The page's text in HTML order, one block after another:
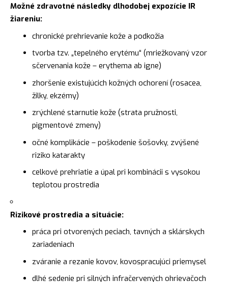
Možné zdravotné následky dlhodobej expozície IR
žiareniu:
chronické prehrievanie kože a podkožia
tvorba tzv. „tepelného erytému“ (mriežkovaný vzor
sčervenania kože – erythema ab igne)
zhoršenie existujúcich kožných ochorení (rosacea,
žilky, ekzémy)
zrýchlené starnutie kože (strata pružnosti,
pigmentové zmeny)
očné komplikácie – poškodenie šošovky, zvýšené
riziko katarakty
celkové prehriatie a úpal pri kombinácii s vysokou
teplotou prostredia
Rizikové prostredia a situácie:
práca pri otvorených peciach, tavných a sklárskych
zariadeniach
zváranie a rezanie kovov, kovospracujúci priemysel
dlhé sedenie pri silných infračervených ohrievačoch